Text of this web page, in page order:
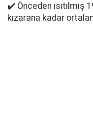
✔️ Önceden ısıtılmış
kızarana kadar